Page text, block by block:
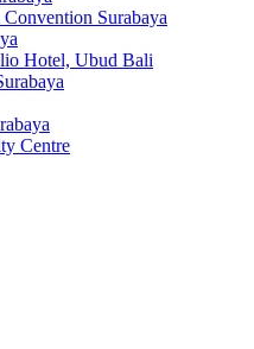
Surabaya
Hotel, Ubud Bali
Centre